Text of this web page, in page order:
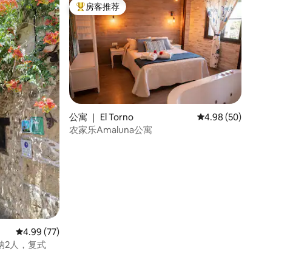
价
平均评分 4.99 分（满分 5 分），共 77 条评价
4.99 (77)
2人，复式
热门「房客推荐」
房客推荐
公寓 ｜ El Torno 平均评分 4.98 分（满
4.98 (50)
农家乐Amaluna公寓